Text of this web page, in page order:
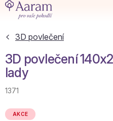
Přejít
3D povlečení
3D povlečení
lady
1371
AKCE